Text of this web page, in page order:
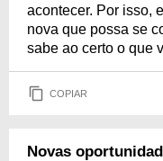
acontecer. Por isso,
nova que possa se
sabe ao certo o que
COPIAR
Novas